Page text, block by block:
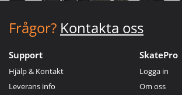
Frågor? Kontakta oss
Support
Hjälp & Kontakt
Leverans info
SkatePro
Logga in
Om oss